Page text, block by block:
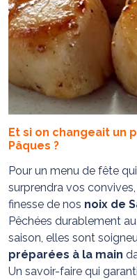
Et si on changeait un
Pâques ?
Pour un menu de fête
surprendra vos
finesse de nos noix de
Pêchées durablement
saison, elles sont
préparées à la main
Un savoir-faire qui